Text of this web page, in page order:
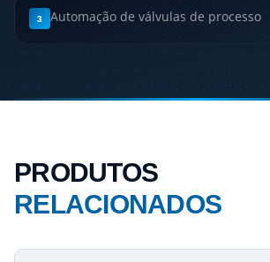
3 Automação de válvulas de processo
PRODUTOS
RELACIONADOS